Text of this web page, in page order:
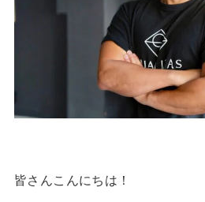
皆さんこんにちは！